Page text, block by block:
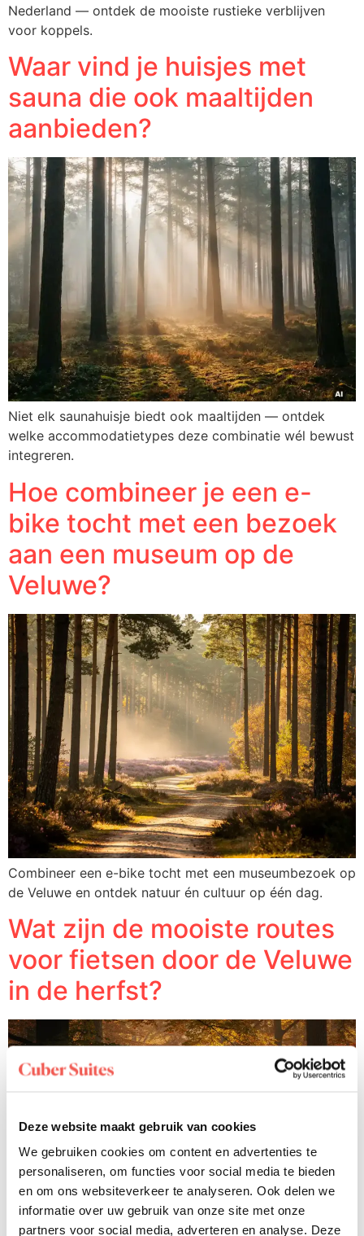
Deze website maakt gebruik van cookies
We gebruiken cookies om content en advertenties te
personaliseren, om functies voor social media te bieden
en om ons websiteverkeer te analyseren. Ook delen we
informatie over uw gebruik van onze site met onze
partners voor social media, adverteren en analyse. Deze
Nederland — ontdek de mooiste rustieke verblijven
voor koppels.
Waar vind je huisjes met
sauna die ook maaltijden
aanbieden?
Niet elk saunahuisje biedt ook maaltijden — ontdek
welke accommodatietypes deze combinatie wél bewust
integreren.
Hoe combineer je een e-
bike tocht met een bezoek
aan een museum op de
Veluwe?
Combineer een e-bike tocht met een museumbezoek op
de Veluwe en ontdek natuur én cultuur op één dag.
Wat zijn de mooiste routes
voor fietsen door de Veluwe
in de herfst?